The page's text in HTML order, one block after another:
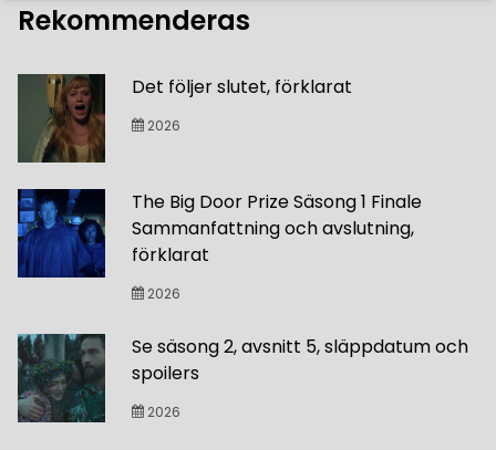
Rekommenderas
Det följer slutet, förklarat
2026
The Big Door Prize Säsong 1 Finale
Sammanfattning och avslutning,
förklarat
2026
Se säsong 2, avsnitt 5, släppdatum och
spoilers
2026